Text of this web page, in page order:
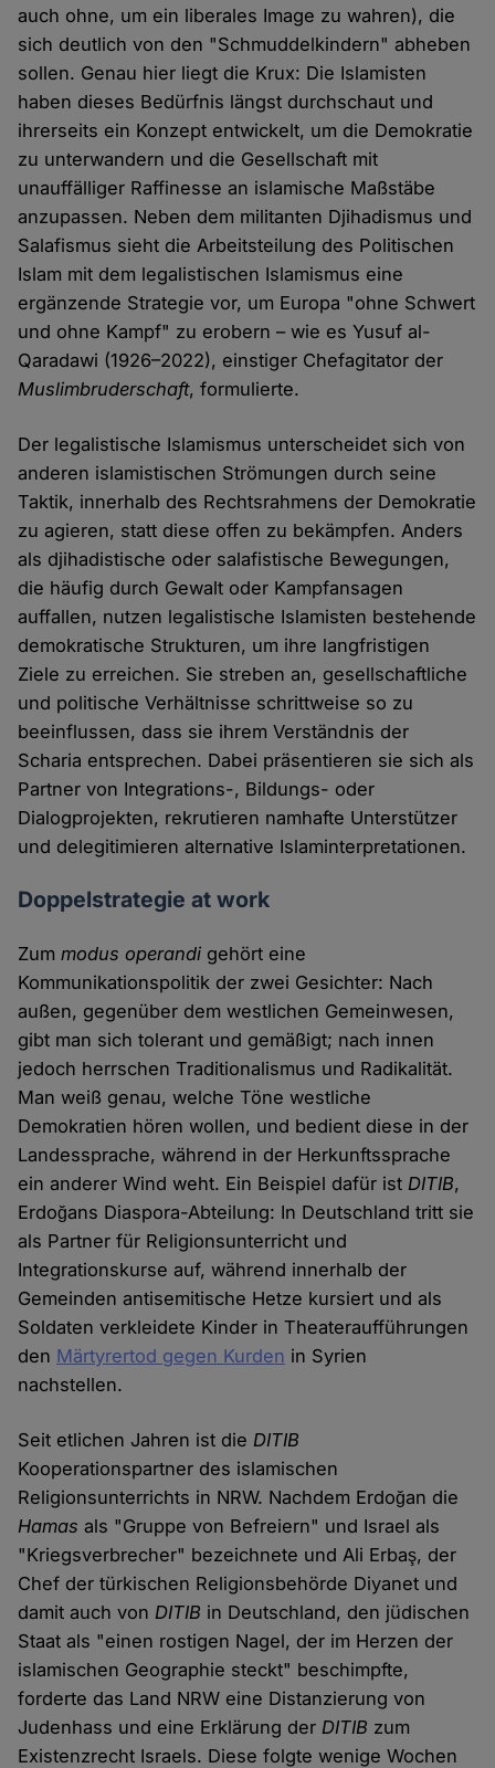
auch ohne, um ein liberales Image zu wahren), die
sich deutlich von den "Schmuddelkindern" abheben
sollen. Genau hier liegt die Krux: Die Islamisten
haben dieses Bedürfnis längst durchschaut und
ihrerseits ein Konzept entwickelt, um die Demokratie
zu unterwandern und die Gesellschaft mit
unauffälliger Raffinesse an islamische Maßstäbe
anzupassen. Neben dem militanten Djihadismus und
Salafismus sieht die Arbeitsteilung des Politischen
Islam mit dem legalistischen Islamismus eine
ergänzende Strategie vor, um Europa "ohne Schwert
und ohne Kampf" zu erobern – wie es Yusuf al-
Qaradawi (1926–2022), einstiger Chefagitator der
Muslimbruderschaft, formulierte.
Der legalistische Islamismus unterscheidet sich von
anderen islamistischen Strömungen durch seine
Taktik, innerhalb des Rechtsrahmens der Demokratie
zu agieren, statt diese offen zu bekämpfen. Anders
als djihadistische oder salafistische Bewegungen,
die häufig durch Gewalt oder Kampfansagen
auffallen, nutzen legalistische Islamisten bestehende
demokratische Strukturen, um ihre langfristigen
Ziele zu erreichen. Sie streben an, gesellschaftliche
und politische Verhältnisse schrittweise so zu
beeinflussen, dass sie ihrem Verständnis der
Scharia entsprechen. Dabei präsentieren sie sich als
Partner von Integrations-, Bildungs- oder
Dialogprojekten, rekrutieren namhafte Unterstützer
und delegitimieren alternative Islaminterpretationen.
Doppelstrategie at work
Zummodus operandi gehört eine
Kommunikationspolitik der zwei Gesichter: Nach
außen, gegenüber dem westlichen Gemeinwesen,
gibt man sich tolerant und gemäßigt; nach innen
jedoch herrschen Traditionalismus und Radikalität.
Man weiß genau, welche Töne westliche
Demokratien hören wollen, und bedient diese in der
Landessprache, während in der Herkunftssprache
ein anderer Wind weht. Ein Beispiel dafür istDITIB,
Erdoğans Diaspora-Abteilung: In Deutschland tritt sie
als Partner für Religionsunterricht und
Integrationskurse auf, während innerhalb der
Gemeinden antisemitische Hetze kursiert und als
Soldaten verkleidete Kinder in Theateraufführungen
den Märtyrertod gegen Kurden in Syrien
nachstellen.
Seit etlichen Jahren ist dieDITIB
Kooperationspartner des islamischen
Religionsunterrichts in NRW. Nachdem Erdoğan die
Hamas als "Gruppe von Befreiern" und Israel als
"Kriegsverbrecher" bezeichnete und Ali Erbaş, der
Chef der türkischen Religionsbehörde Diyanet und
damit auch vonDITIB in Deutschland, den jüdischen
Staat als "einen rostigen Nagel, der im Herzen der
islamischen Geographie steckt" beschimpfte,
forderte das Land NRW eine Distanzierung von
Judenhass und eine Erklärung derDITIB zum
Existenzrecht Israels. Diese folgte wenige Wochen